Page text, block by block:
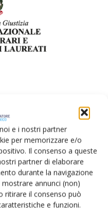
e i nostri partner
per memorizzare e/o
Il consenso a queste
partner di elaborare
durante la navigazione
annunci (non)
ritirare il consenso può
e funzioni.
di CFP- Collegio
Agrari Laureati.